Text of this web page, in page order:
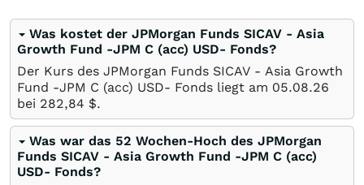
Was kostet der JPMorgan Funds SICAV - Asia
Growth Fund -JPM C (acc) USD- Fonds?
Der Kurs des JPMorgan Funds SICAV - Asia Growth
Fund -JPM C (acc) USD- Fonds liegt am 05.08.26
bei 282,84 $.
Was war das 52 Wochen-Hoch des JPMorgan
Funds SICAV - Asia Growth Fund -JPM C (acc)
USD- Fonds?